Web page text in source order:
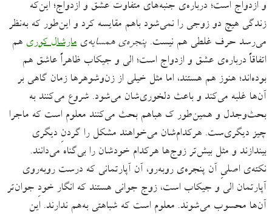
و ازدواج است؛ درباره‌ی جنبه‌های متفاوت عشق و ازدواج؛ این‌که
زندگی هیچ دو زوجی را نمی‌شود باهم مقایسه کرد و این‌طور که به‌نظر
می‌رسد حرف غلطی هم نیست. پنجره‌ی همسایه‌ی مارشال کوری هم
اتفاقاً درباره‌ی عشق و ازدواج است؛ الی و جیکاب ظاهراً عاشق هم
بوده‌اند؛ هنوز هم هستند، اما مثل خیلی از زن‌وشوهرها زمان گاهی بر
آن‌ها غلبه می‌کند و باعث دلخوری‌شان می‌شود. شروع می‌کنند به
بحث‌وجدل و همین‌طور ک هباهم بحث می‌کنند معلوم است که ماجرا
چیز دیگری‌ست. هرکدام‌شان می‌خواهند مشکل را گردنِ دیگری
بیندازند و مثل بیش‌تر زوج‌ها هرکدام خودشان را بی‌گناه می‌دانند.
نکته‌ی اصلیِ آن پنجره‌ی روبه‌رو، آن آپارتمانی که درست روبه‌روی
آپارتمان الی و جیکاب است، زوج جوانی هستند که انگار خودِ جوان‌تر
آن‌ها محسوب می‌شوند. معلوم است که شباهتی به‌هم ندارند. این